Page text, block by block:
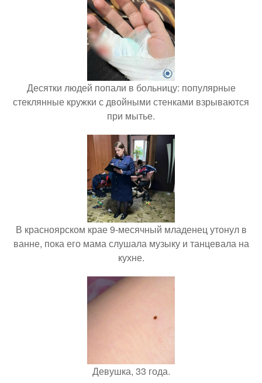
Десятки людей попали в больницу: популярные
стеклянные кружки с двойными стенками взрываются
при мытье.
В красноярском крае 9-месячный младенец утонул в
ванне, пока его мама слушала музыку и танцевала на
кухне.
Девушка, 33 года.